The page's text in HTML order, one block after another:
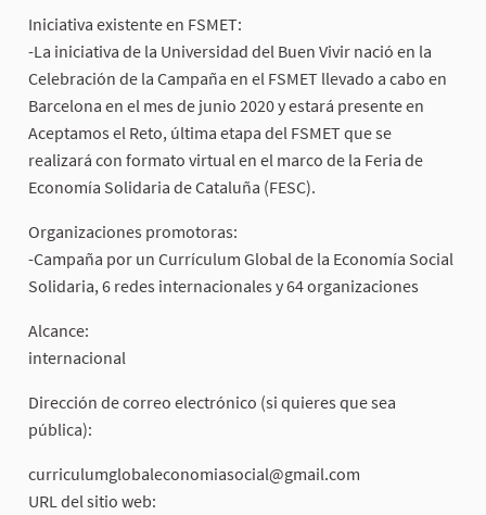
Iniciativa existente en FSMET:
-La iniciativa de la Universidad del Buen Vivir nació en la
Celebración de la Campaña en el FSMET llevado a cabo en
Barcelona en el mes de junio 2020 y estará presente en
Aceptamos el Reto, última etapa del FSMET que se
realizará con formato virtual en el marco de la Feria de
Economía Solidaria de Cataluña (FESC).
Organizaciones promotoras:
-Campaña por un Currículum Global de la Economía Social
Solidaria, 6 redes internacionales y 64 organizaciones
Alcance:
internacional
Dirección de correo electrónico (si quieres que sea
pública):
curriculumglobaleconomiasocial@gmail.com
URL del sitio web: